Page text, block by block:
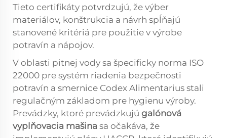
Tieto certifikáty potvrdzujú, že výber
materiálov, konštrukcia a návrh spĺňajú
stanovené kritériá pre použitie v výrobe
potravín a nápojov.
V oblasti pitnej vody sa špecificky norma ISO
22000 pre systém riadenia bezpečnosti
potravín a smernice Codex Alimentarius stali
regulačným základom pre hygienu výroby.
Prevádzky, ktoré prevádzkujú galónová
vyplňovacia mašina sa očakáva, že